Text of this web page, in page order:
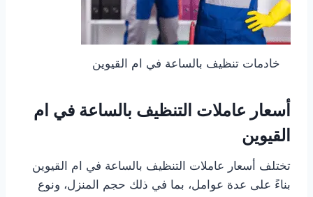
خادمات تنظيف بالساعة في ام القيوين
أسعار عاملات التنظيف بالساعة في ام
القيوين
تختلف أسعار عاملات التنظيف بالساعة في ام القيوين
بناءً على عدة عوامل، بما في ذلك حجم المنزل، ونوع